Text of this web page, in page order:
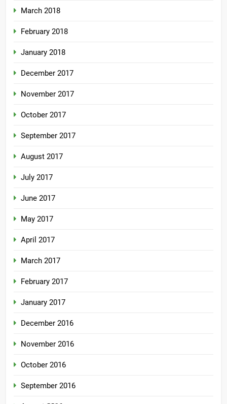
March 2018
February 2018
January 2018
December 2017
November 2017
October 2017
September 2017
August 2017
July 2017
June 2017
May 2017
April 2017
March 2017
February 2017
January 2017
December 2016
November 2016
October 2016
September 2016